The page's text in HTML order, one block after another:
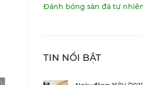
Đánh bóng sàn đá tự
TIN NỔI BẬT